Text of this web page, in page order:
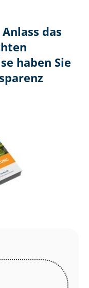
das
haben Sie